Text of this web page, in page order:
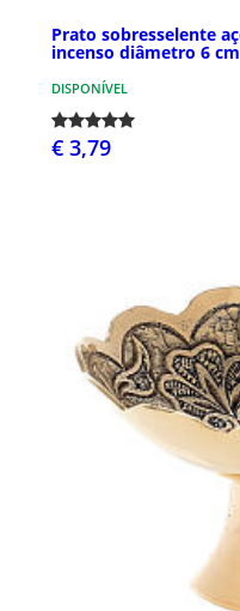
Prato sobresselente
incenso diâmetro 6 cm
DISPONÍVEL
€ 3,79